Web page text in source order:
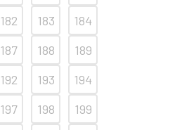
182 183
184
187 188
189
192 193
194
197 198
199